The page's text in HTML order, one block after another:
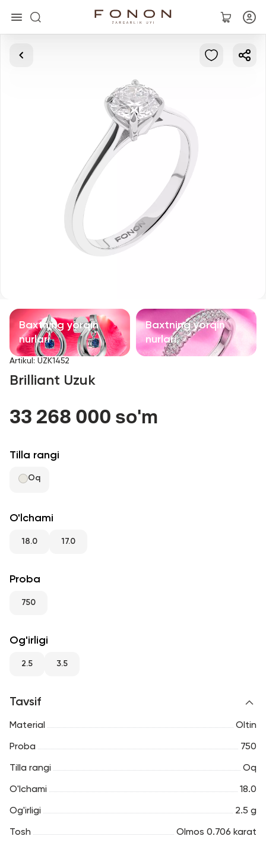
Asosiy
Aksessuarlar
Sevimli
RU
Baxtning yorqin
nurlari
Baxtning yorqin
nurlari
Artikul : UZK1452
Brilliant Uzuk
33 268 000 so'm
Tilla rangi
Oq
O'lchami
18.0 17.0
Proba
750
Og'irligi
2.5 3.5
Tavsif
Material Oltin
Proba 750
Tilla rangi Oq
O'lchami 18.0
Og'irligi 2.5 g
Tosh Olmos 0.706 karat